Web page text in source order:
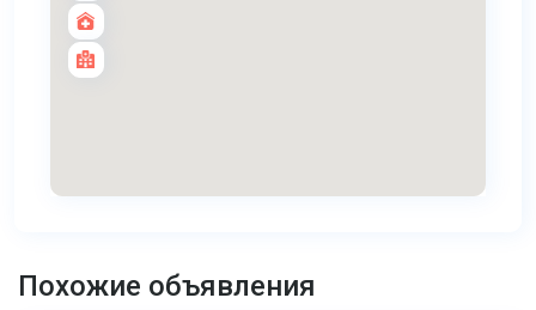
Похожие объявления
Пхукет